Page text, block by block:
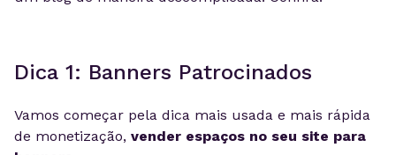
Dica 1: Banners Patrocinados
Vamos começar pela dica mais usada e mais rápida
de monetização, vender espaços no seu site para